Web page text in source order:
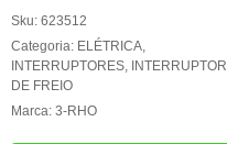
Sku: 623512
Categoria: ELÉTRICA,
INTERRUPTORES, INTERRUPTOR
DE FREIO
Marca: 3-RHO